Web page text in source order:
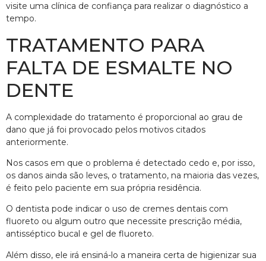
visite uma clínica de confiança para realizar o diagnóstico a
tempo.
TRATAMENTO PARA
FALTA DE ESMALTE NO
DENTE
A complexidade do tratamento é proporcional ao grau de
dano que já foi provocado pelos motivos citados
anteriormente.
Nos casos em que o problema é detectado cedo e, por isso,
os danos ainda são leves, o tratamento, na maioria das vezes,
é feito pelo paciente em sua própria residência.
O dentista pode indicar o uso de cremes dentais com
fluoreto ou algum outro que necessite prescrição média,
antisséptico bucal e gel de fluoreto.
Além disso, ele irá ensiná-lo a maneira certa de higienizar sua